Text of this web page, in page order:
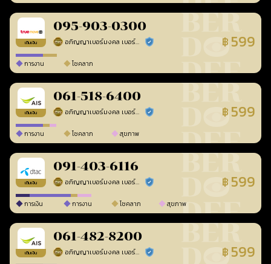
เติมเงิน
095-903-0300
อภิญญาเบอร์มงคล เบอร์สวยเลขศาสตร์ ร้านยืนยันแล้ว ฿ 599
การงาน โชคลาภ
เติมเงิน
061-518-6400
อภิญญาเบอร์มงคล เบอร์สวยเลขศาสตร์ ร้านยืนยันแล้ว ฿ 599
การงาน โชคลาภ สุขภาพ
เติมเงิน
091-403-6116
อภิญญาเบอร์มงคล เบอร์สวยเลขศาสตร์ ร้านยืนยันแล้ว ฿ 599
การเงิน การงาน โชคลาภ สุขภาพ
เติมเงิน
061-482-8200
อภิญญาเบอร์มงคล เบอร์สวยเลขศาสตร์ ร้านยืนยันแล้ว ฿ 599